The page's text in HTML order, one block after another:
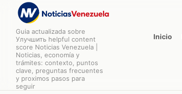
Guia actualizada sobre
Улучшить helpful content
score Noticias Venezuela |
Noticias, economía y
trámites: contexto, puntos
clave, preguntas frecuentes
y proximos pasos para
seguir
Inicio